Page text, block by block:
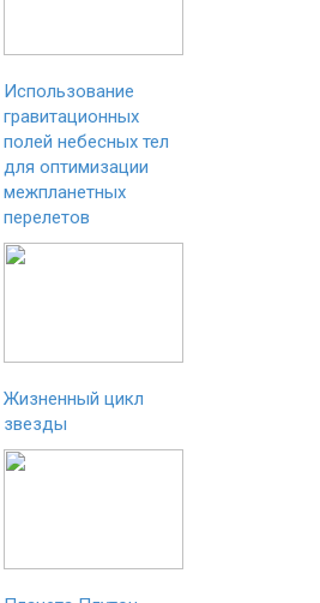
Использование
гравитационных
полей небесных тел
для оптимизации
межпланетных
перелетов
Жизненный цикл
звезды